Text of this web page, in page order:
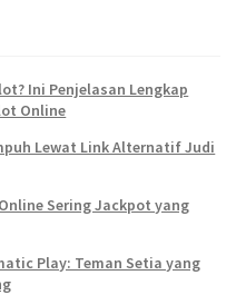
Ini Penjelasan Lengkap
Online
Lewat Link Alternatif Judi
Sering Jackpot yang
Play: Teman Setia yang